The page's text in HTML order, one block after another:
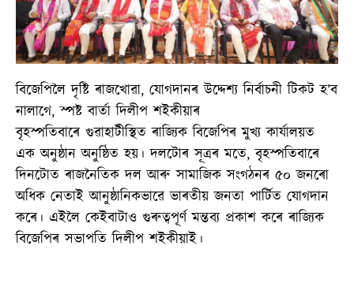
বিজেপিলৈ দৃষ্টি ৰাজখোৱা, যোগদানৰ উদ্দেশ্য নিৰ্বাচনী টিকট হ’ব
নালাগে, স্পষ্ট বাৰ্তা দিলীপ শইকীয়াৰ
বৃহস্পতিবাৰে গুৱাহাটীস্থিত ৰাজ্যিক বিজেপিৰ মুখ্য কাৰ্যালয়ত
এক অনুষ্ঠান অনুষ্ঠিত হয়। দলটোৰ সূত্ৰৰ মতে, বৃহস্পতিবাৰে
দিনটোত ৰাজনৈতিক দল আৰু সামাজিক সংগঠনৰ ৫০ জনৰো
অধিক নেতাই আনুষ্ঠানিকভাৱে ভাৰতীয় জনতা পাৰ্টিত যোগদান
কৰে। এইলৈ কেইবাটাও গুৰুত্বপূৰ্ণ মন্তব্য প্ৰকাশ কৰে ৰাজ্যিক
বিজেপিৰ সভাপতি দিলীপ শইকীয়াই।